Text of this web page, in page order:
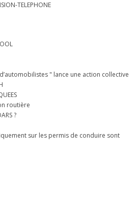
TELEPHONE
" lance une action collective
routière
?
sur les permis de conduire sont